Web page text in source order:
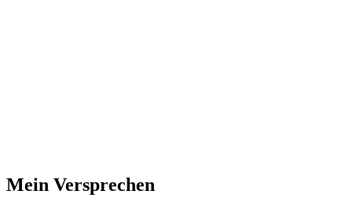
Mein Versprechen